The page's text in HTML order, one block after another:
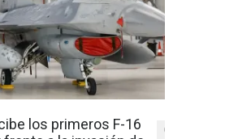
los primeros F-16
0